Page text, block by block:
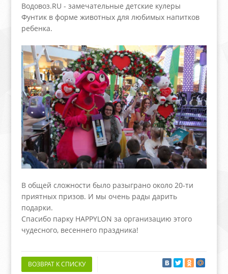
Водовоз.RU - замечательные детские кулеры
Фунтик в форме животных для любимых напитков
ребенка.
В общей сложности было разыграно около 20-ти
приятных призов. И мы очень рады дарить
подарки.
Спасибо парку HAPPYLON за организацию этого
чудесного, весеннего праздника!
ВОЗВРАТ К СПИСКУ